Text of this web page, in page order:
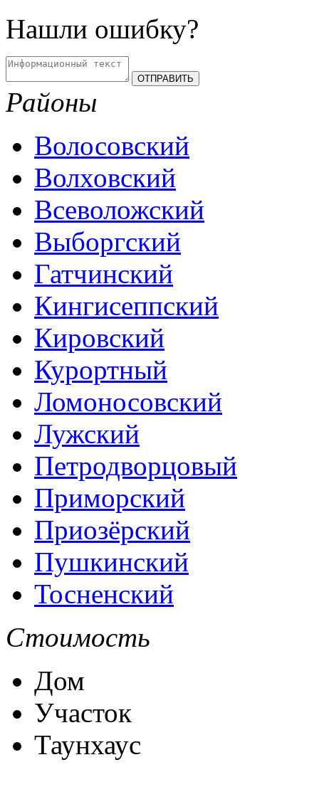
Нашли ошибку?
Районы
Волосовский
Волховский
Всеволожский
Выборгский
Гатчинский
Кингисеппский
Кировский
Курортный
Ломоносовский
Лужский
Петродворцовый
Приморский
Приозёрский
Пушкинский
Тосненский
Стоимость
Дом
Участок
Таунхаус